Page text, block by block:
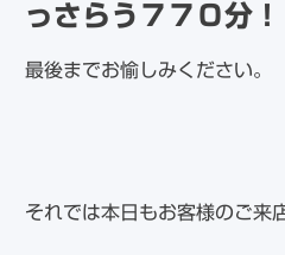
っさらう７７０分！
最後までお愉しみください。
それでは本日もお客様のご来